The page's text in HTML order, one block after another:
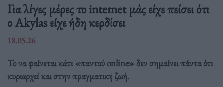
Για λίγες μέρες το internet μάς είχε πείσει ότι
ο Akylas είχε ήδη κερδίσει
18.05.26
Το να φαίνεται κάτι «παντού online» δεν σημαίνει πάντα ότι
κυριαρχεί και στην πραγματική ζωή.